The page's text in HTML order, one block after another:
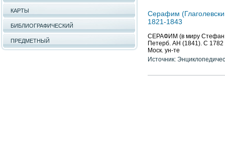
КАРТЫ
БИБЛИОГРАФИЧЕСКИЙ
ПРЕДМЕТНЫЙ
Серафим
1821-1843
СЕРАФИМ (в миру Стефан
Петерб. АН (1841). С 1782
Моск. ун-те
Источник: